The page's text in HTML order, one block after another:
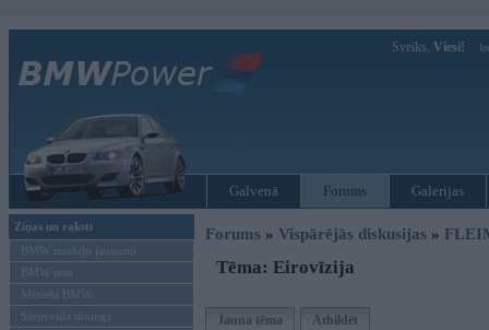
Sveiks, Viesi!
Galvenā Forums Galerijas
Ziņas un raksti
BMW modeļu jaunumi
BMW testi
Mēneša BMW
Sērijveida tūnings
Forums » Vispārējās diskusijas »
Tēma: Eirovīzija
Jauna tēma Atbildēt